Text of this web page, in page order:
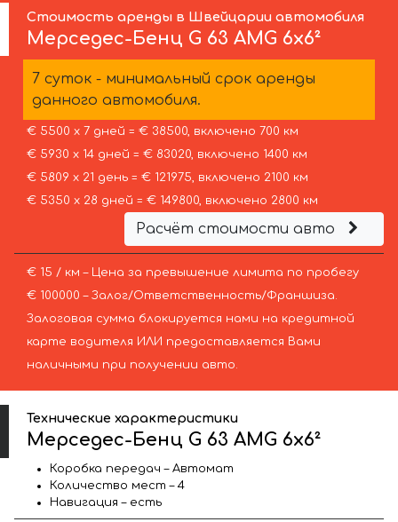
Стоимость аренды в Швейцарии автомобиля
Мерседес-Бенц G 63 AMG 6x6²
7 суток - минимальный срок аренды
данного автомобиля.
€ 5500 х 7 дней = € 38500, включено 700 км
€ 5930 х 14 дней = € 83020, включено 1400 км
€ 5809 х 21 день = € 121975, включено 2100 км
€ 5350 х 28 дней = € 149800, включено 2800 км
Расчёт стоимости авто
€ 15 / км – Цена за превышение лимита по пробегу
€ 100000 – Залог/Ответственность/Франшиза.
Залоговая сумма блокируется нами на кредитной
карте водителя ИЛИ предоставляется Вами
наличными при получении авто.
Технические характеристики
Мерседес-Бенц G 63 AMG 6x6²
Коробка передач – Автомат
Количество мест – 4
Навигация – есть